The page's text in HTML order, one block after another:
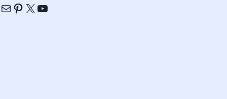
E-mailPinterest
X YouTube